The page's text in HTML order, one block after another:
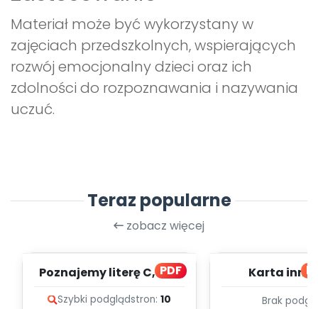
Materiał może być wykorzystany w
zajęciach przedszkolnych, wspierających
rozwój emocjonalny dzieci oraz ich
zdolności do rozpoznawania i nazywania
uczuć.
Teraz popularne
zobacz więcej
PDF
Poznajemy literę C, cz. 1
Szybki podglądstron: 10
Karta
Brak